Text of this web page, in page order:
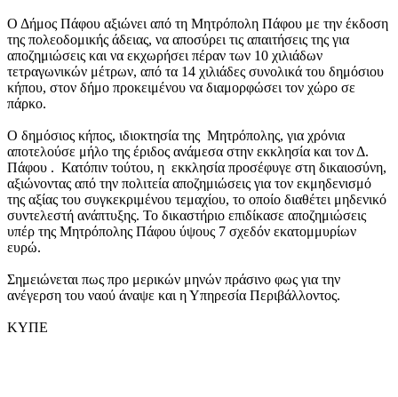
Ο Δήμος Πάφου αξιώνει από τη Μητρόπολη Πάφου με την έκδοση
της πολεοδομικής άδειας, να αποσύρει τις απαιτήσεις της για
αποζημιώσεις και να εκχωρήσει πέραν των 10 χιλιάδων
τετραγωνικών μέτρων, από τα 14 χιλιάδες συνολικά του δημόσιου
κήπου, στον δήμο προκειμένου να διαμορφώσει τον χώρο σε
πάρκο.
Ο δημόσιος κήπος, ιδιοκτησία της Μητρόπολης, για χρόνια
αποτελούσε μήλο της έριδος ανάμεσα στην εκκλησία και τον Δ.
Πάφου . Κατόπιν τούτου, η εκκλησία προσέφυγε στη δικαιοσύνη,
αξιώνοντας από την πολιτεία αποζημιώσεις για τον εκμηδενισμό
της αξίας του συγκεκριμένου τεμαχίου, το οποίο διαθέτει μηδενικό
συντελεστή ανάπτυξης. Το δικαστήριο επιδίκασε αποζημιώσεις
υπέρ της Μητρόπολης Πάφου ύψους 7 σχεδόν εκατομμυρίων
ευρώ.
Σημειώνεται πως προ μερικών μηνών πράσινο φως για την
ανέγερση του ναού άναψε και η Υπηρεσία Περιβάλλοντος.
ΚΥΠΕ